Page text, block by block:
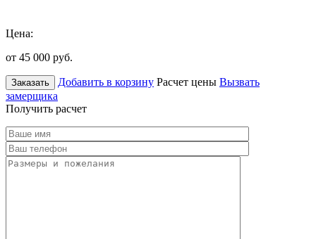
Цена:
от 45 000 руб.
Заказать Добавить в корзину Расчет цены Вызвать
замерщика
Получить расчет